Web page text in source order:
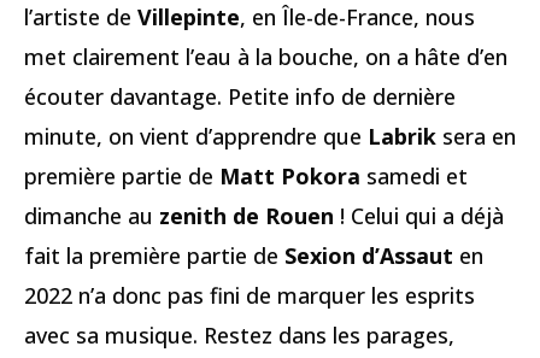
l’artiste de Villepinte, en Île-de-France, nous
met clairement l’eau à la bouche, on a hâte d’en
écouter davantage. Petite info de dernière
minute, on vient d’apprendre que Labrik sera en
première partie de Matt Pokora samedi et
dimanche au zenith de Rouen ! Celui qui a déjà
fait la première partie de Sexion d’Assaut en
2022 n’a donc pas fini de marquer les esprits
avec sa musique. Restez dans les parages,